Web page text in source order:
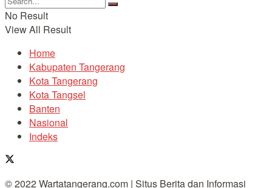
No Result
View All Result
Home
Kabupaten Tangerang
Kota Tangerang
Kota Tangsel
Banten
Nasional
Indeks
© 2022 Wartatangerang.com | Situs Berita dan Informasi